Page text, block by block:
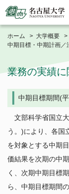
入学案内
大学概要
総長室
基本情報
学部・大学
ホーム 大学概要
中期目標・中期計画／
業務の実績
中期目標期間(
文部科学省国立
う。)により、各国
を対象とする中期
価結果を次期の中
く、次期中期目標
ら、中期目標期間